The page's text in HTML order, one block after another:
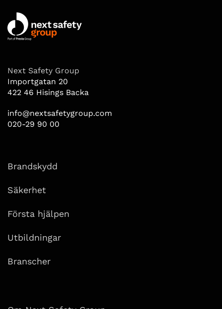
Next Safety Group
Importgatan 20
422 46 Hisings Backa
info@nextsafetygroup.com
020-29 90 00
Brandskydd
Säkerhet
Första hjälpen
Utbildningar
Branscher